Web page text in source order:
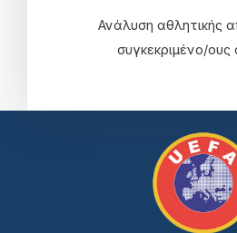
Ανάλυση αθλητικής
συγκεκριμένο/